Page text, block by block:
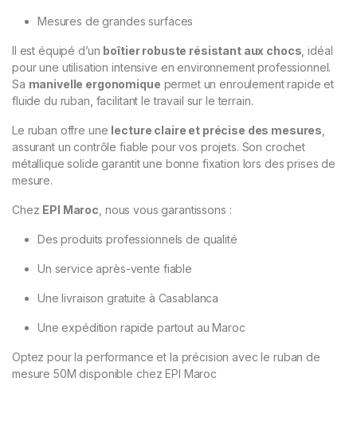
Mesures de grandes surfaces
Il est équipé d’un boîtier robuste résistant aux chocs , idéal
pour une utilisation intensive en environnement professionnel.
Sa manivelle ergonomique permet un enroulement rapide et
fluide du ruban, facilitant le travail sur le terrain.
Le ruban offre une lecture claire et précise des mesures
assurant un contrôle fiable pour vos projets. Son crochet
métallique solide garantit une bonne fixation lors des prises de
mesure.
Chez EPI Maroc , nous vous garantissons :
Des produits professionnels de qualité
Un service après-vente fiable
Une livraison gratuite à Casablanca
Une expédition rapide partout au Maroc
Optez pour la performance et la précision avec le ruban de
mesure 50M disponible chez EPI Maroc